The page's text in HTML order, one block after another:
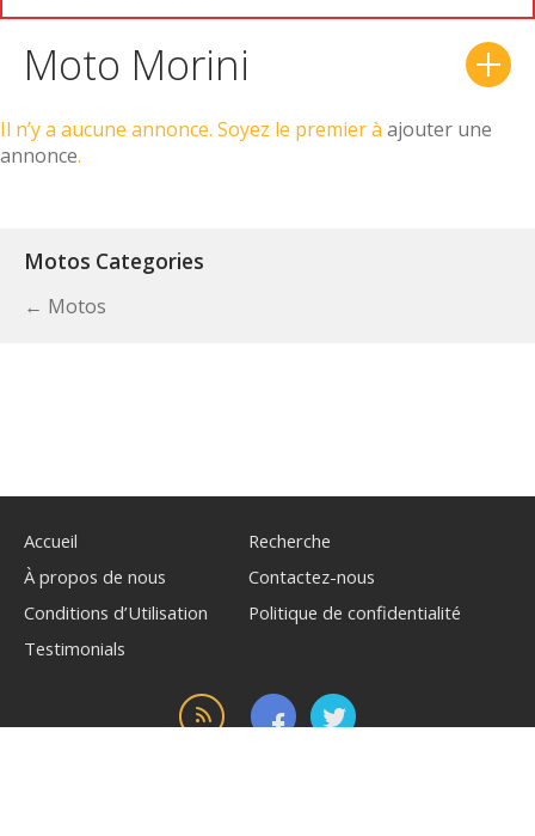
Moto Morini
Il n’y a aucune annonce. Soyez le premier à ajouter une
annonce.
Motos Categories
← Motos
Accueil
Recherche
À propos de nous
Contactez-nous
Conditions d’Utilisation
Politique de confidentialité
Testimonials